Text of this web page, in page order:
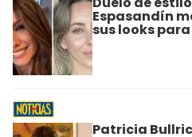
Espasandín
sus looks
Patricia